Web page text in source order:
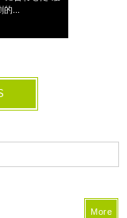
...
More